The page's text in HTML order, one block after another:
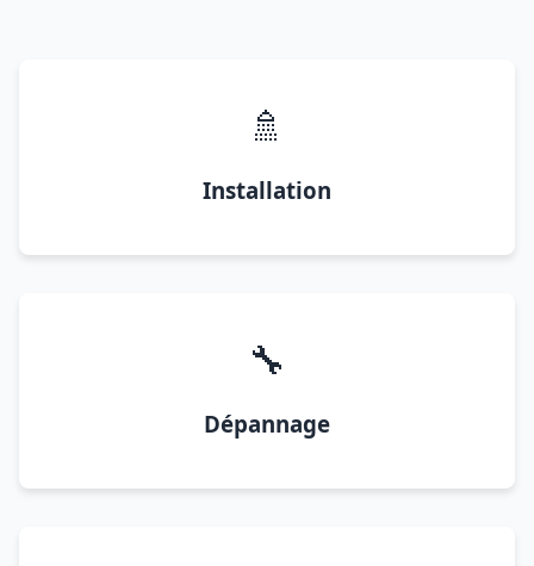
🚿
Installation
🔧
Dépannage